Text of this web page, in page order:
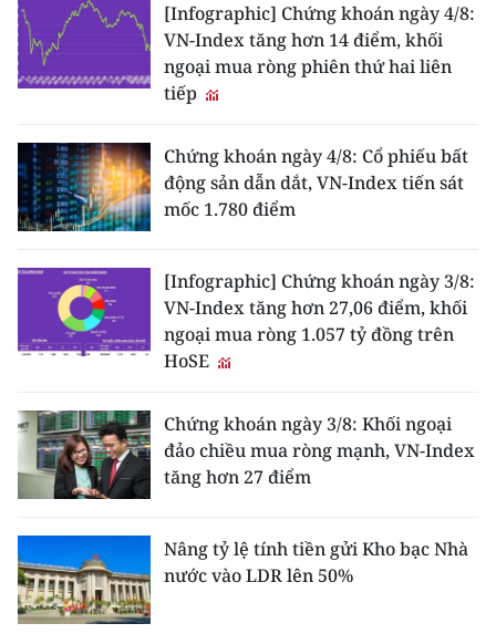
[Infographic] Chứng khoán ngày 4/8:
VN-Index tăng hơn 14 điểm, khối
ngoại mua ròng phiên thứ hai liên
tiếp
Chứng khoán ngày 4/8: Cổ phiếu bất
động sản dẫn dắt, VN-Index tiến sát
mốc 1.780 điểm
[Infographic] Chứng khoán ngày 3/8:
VN-Index tăng hơn 27,06 điểm, khối
ngoại mua ròng 1.057 tỷ đồng trên
HoSE
Chứng khoán ngày 3/8: Khối ngoại
đảo chiều mua ròng mạnh, VN-Index
tăng hơn 27 điểm
Nâng tỷ lệ tính tiền gửi Kho bạc Nhà
nước vào LDR lên 50%